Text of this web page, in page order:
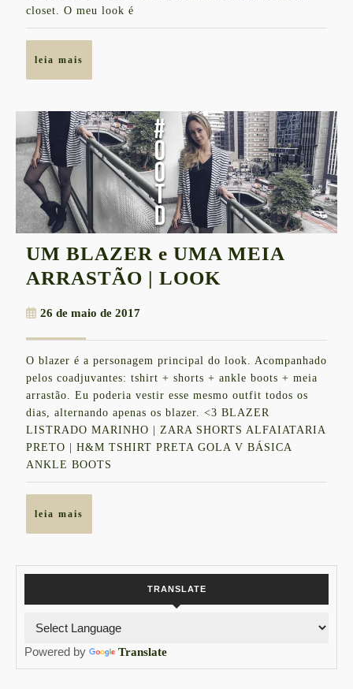
|
COMPRAR
closet. O meu look é
leia mais
UM BLAZER e UMA MEIA
ARRASTÃO | LOOK
UMA
MEIA
ARRASTÃO
|
LOOK
26 de maio de 201726
de
2017
O blazer é a personagem principal do look. Acompanhado
pelos coadjuvantes: tshirt + shorts + ankle boots + meia
arrastão. Eu poderia vestir esse mesmo outfit todos os
dias, alternando apenas os blazer. <3 BLAZER
LISTRADO MARINHO | ZARA SHORTS ALFAIATARIA
PRETO | H&M TSHIRT PRETA GOLA V BÁSICA
ANKLE BOOTS
leia mais
TRANSLATE
Powered by Translate